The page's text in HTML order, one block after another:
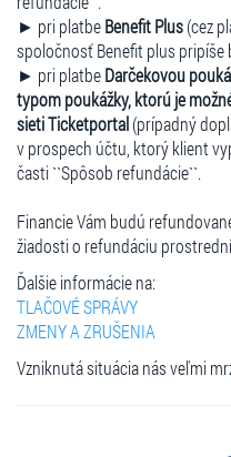
► pri platbeBenefit Plus(cez
spoločnosť Benefit plus pripíše
► pri platbeDarčekovou
typom poukážky, ktorú je
sieti Ticketportal(prípadný
v prospech účtu, ktorý klient
časti ``Spôsob refundácie``.
Financie Vám budú
žiadosti o refundáciu
Ďalšie informácie na:
TLAČOVÉ SPRÁVY
ZMENY A ZRUŠENIA
Vzniknutá situácia nás veľmi